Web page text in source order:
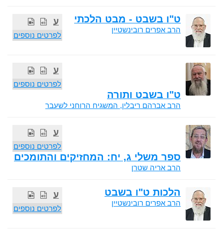
ע
לפרטים נוספים
ט"ו בשבט - מבט הלכתי
הרב אפרים רובינשטיין
ע
לפרטים נוספים
ט"ו בשבט ותורה
הרב אברהם ריבלין, המשגיח הרוחני לשעבר
ע
לפרטים נוספים
ספר משלי ג, יח: המחזיקים והתומכים
הרב אריה שטרן
ע
לפרטים נוספים
הלכות ט"ו בשבט
הרב אפרים רובינשטיין